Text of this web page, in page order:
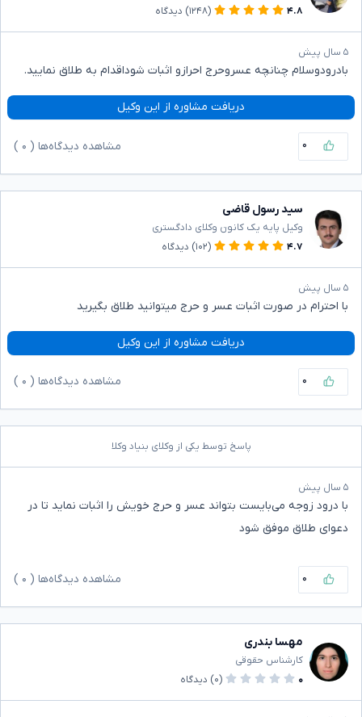
۴.۸
(۱۲۴۸) دیدگاه
۵ سال پیش
بادرودوسلام چنانچه عسروحرج احرازو اثبات شوداقدام به طلاق نمایید.
دریافت مشاوره از این وکیل
۰ مشاهده دیدگاه‌ها ( ۰
سید رسول قاضی
وکیل پایه یک کانون وکلای دادگستری
۴.۷
(۱۰۲) دیدگاه
۵ سال پیش
با احترام در صورت اثبات عسر و حرج میتوانید طلاق بگیرید
دریافت مشاوره از این وکیل
۰ مشاهده دیدگاه‌ها ( ۰
پاسخ توسط یکی از وکلای بنیاد وکلا
۵ سال پیش
با درود زوجه می‌بایست بتواند عسر و حرج خویش را اثبات نماید تا در
دعوای طلاق موفق شود
۰ مشاهده دیدگاه‌ها ( ۰
مهسا بندری
کارشناس حقوقی
۰
(۰) دیدگاه